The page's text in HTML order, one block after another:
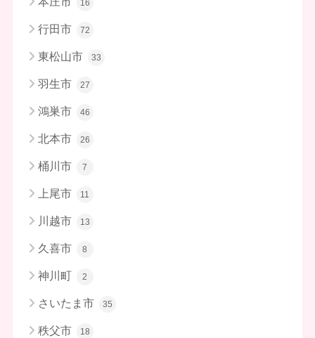
16
行田市 72
東松山市 33
羽生市 27
鴻巣市 46
北本市 26
桶川市 7
上尾市 11
川越市 13
久喜市 8
神川町 2
さいたま市 35
秩父市 18